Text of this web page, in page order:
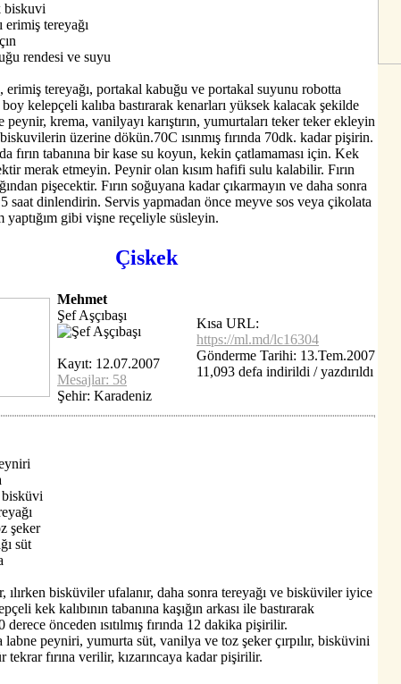
biskuvi
erimiş tereyağı
rendesi ve suyu
erimiş tereyağı, portakal kabuğu ve portakal suyunu robotta
boy kelepçeli kalıba bastırarak kenarları yüksek kalacak şekilde
peynir, krema, vanilyayı karıştırın, yumurtaları teker teker ekleyin
biskuvilerin üzerine dökün.70C ısınmış fırında 70dk. kadar pişirin.
fırın tabanına bir kase su koyun, kekin çatlamaması için. Kek
merak etmeyin. Peynir olan kısım hafifi sulu kalabilir. Fırın
pişecektir. Fırın soğuyana kadar çıkarmayın ve daha sonra
saat dinlendirin. Servis yapmadan önce meyve sos veya çikolata
yaptığım gibi vişne reçeliyle süsleyin.
Çiskek
Mehmet
Şef Aşçıbaşı
Kayıt: 12.07.2007
Mesajlar: 58
Şehir: Karadeniz
Kısa URL:
https://ml.md/lc16304
Gönderme Tarihi: 13.Tem.2007
11,093 defa indirildi / yazdırıldı
bisküvi
şeker
süt
ılırken bisküviler ufalanır, daha sonra tereyağı ve bisküviler iyice
kek kalıbının tabanına kaşığın arkası ile bastırarak
önceden ısıtılmış fırında 12 dakika pişirilir.
peyniri, yumurta süt, vanilya ve toz şeker çırpılır, bisküvini
tekrar fırına verilir, kızarıncaya kadar pişirilir.